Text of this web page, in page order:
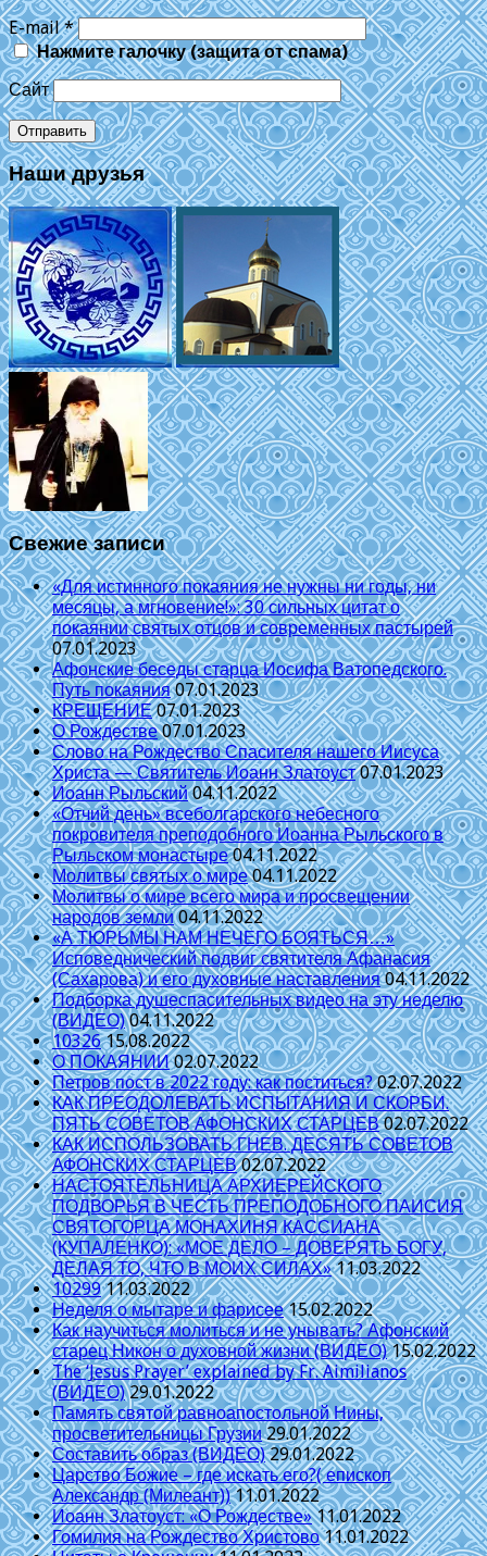
E-mail*
Нажмите галочку (защита от спама)
Сайт
Наши друзья
Свежие записи
«Для истинного покаяния не нужны ни годы, ни
месяцы, а мгновение!»: 30 сильных цитат о
покаянии святых отцов и современных пастырей
07.01.2023
Афонские беседы старца Иосифа Ватопедского.
Путь покаяния 07.01.2023
КРЕЩЕНИЕ 07.01.2023
О Рождестве 07.01.2023
Слово на Рождество Спасителя нашего Иисуса
Христа — Святитель Иоанн Златоуст 07.01.2023
Иоанн Рыльский 04.11.2022
«Отчий день» всеболгарского небесного
покровителя преподобного Иоанна Рыльского в
Рыльском монастыре 04.11.2022
Молитвы святых о мире 04.11.2022
Молитвы о мире всего мира и просвещении
народов земли 04.11.2022
«А ТЮРЬМЫ НАМ НЕЧЕГО БОЯТЬСЯ…»
Исповеднический подвиг святителя Афанасия
(Сахарова) и его духовные наставления 04.11.2022
Подборка душеспасительных видео на эту неделю
(ВИДЕО) 04.11.2022
10326 15.08.2022
О ПОКАЯНИИ 02.07.2022
Петров пост в 2022 году: как поститься? 02.07.2022
КАК ПРЕОДОЛЕВАТЬ ИСПЫТАНИЯ И СКОРБИ.
ПЯТЬ СОВЕТОВ АФОНСКИХ СТАРЦЕВ 02.07.2022
КАК ИСПОЛЬЗОВАТЬ ГНЕВ. ДЕСЯТЬ СОВЕТОВ
АФОНСКИХ СТАРЦЕВ 02.07.2022
НАСТОЯТЕЛЬНИЦА АРХИЕРЕЙСКОГО
ПОДВОРЬЯ В ЧЕСТЬ ПРЕПОДОБНОГО ПАИСИЯ
СВЯТОГОРЦА МОНАХИНЯ КАССИАНА
(КУПАЛЕНКО): «МОЕ ДЕЛО – ДОВЕРЯТЬ БОГУ,
ДЕЛАЯ ТО, ЧТО В МОИХ СИЛАХ» 11.03.2022
10299 11.03.2022
Неделя о мытаре и фарисее 15.02.2022
Как научиться молиться и не унывать? Афонский
старец Никон о духовной жизни (ВИДЕО) 15.02.2022
The ‘Jesus Prayer’ explained by Fr. Aimilianos
(ВИДЕО) 29.01.2022
Память святой равноапостольной Нины,
просветительницы Грузии 29.01.2022
Составить образ (ВИДЕО) 29.01.2022
Царство Божие – где искать его?( епископ
Александр (Милеант)) 11.01.2022
Иоанн Златоуст: «О Рождестве» 11.01.2022
Гомилия на Рождество Христово 11.01.2022